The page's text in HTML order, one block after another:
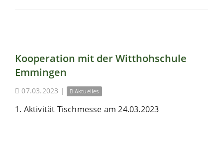
Kooperation mit der Witthohschule
Emmingen
07.03.2023 | Aktuelles
1. Aktivität Tischmesse am 24.03.2023